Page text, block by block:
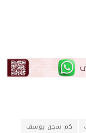
كم سجن يوسف